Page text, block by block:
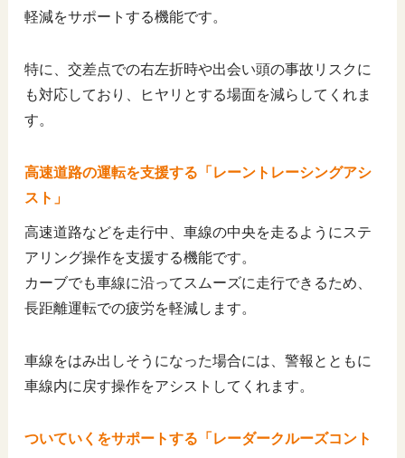
軽減をサポートする機能です。
特に、交差点での右左折時や出会い頭の事故リスクに
も対応しており、ヒヤリとする場面を減らしてくれま
す。
高速道路の運転を支援する「レーントレーシングアシ
スト」
高速道路などを走行中、車線の中央を走るようにステ
アリング操作を支援する機能です。
カーブでも車線に沿ってスムーズに走行できるため、
長距離運転での疲労を軽減します。
車線をはみ出しそうになった場合には、警報とともに
車線内に戻す操作をアシストしてくれます。
ついていくをサポートする「レーダークルーズコント